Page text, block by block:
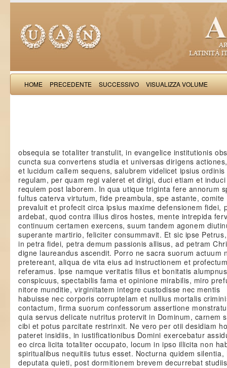
HOME PRECEDENTE SUCCESSIVO VISUALIZZA VOLUME
obsequia se totaliter transtulit, in evangelice institutionis
cuncta sua convertens studia et universas dirigens
et lucidum callem sequens, salubrem videlicet ipsius ordinis
regulam, per quam regi valeret et dirigi, duci etiam et
requiem post laborem. In qua utique triginta fere annorum
fultus caterva virtutum, fide preambula, spe astante,
prevaluit et profecit circa ipsius maxime defensionem fidei,
ardebat, quod contra illius diros hostes, mente intrepida
continuum certamen exercens, suum tandem agonem
superante martirio, feliciter consummavit. Et sic ipse
in petra fidei, petra demum passionis allisus, ad petram
digne laureandus ascendit. Porro ne sacra suorum actuum
pretereant, aliqua de vita eius ad instructionem et
referamus. Ipse namque veritatis filius et bonitatis
conspicuus, spectabilis fama et opinione mirabilis, miro
nitore munditie, virginitatem integre custodisse nec mentis
habuisse nec corporis corruptelam et nullius mortalis
contactum, firma suorum confessorum assertione
quia servus delicate nutritus protervit in Dominum, carnem
cibi et potus parcitate restrinxit. Ne vero per otii desidiam
pateret insidiis, in iustificationibus Domini exercebatur
eo circa licita totaliter occupato, locum in ipso illicita non
spiritualibus nequitiis tutus esset. Nocturna quidem silentia,
deputata quieti, post dormitionem brevem decurrebat